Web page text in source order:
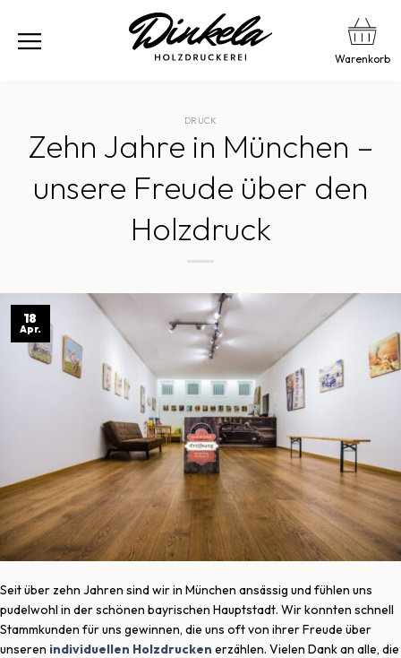
Warenkorb
DRUCK
Zehn Jahre in München –
unsere Freude über den
Holzdruck
18
Apr.
Seit über zehn Jahren sind wir in München ansässig und fühlen uns
pudelwohl in der schönen bayrischen Hauptstadt. Wir konnten schnell
Stammkunden für uns gewinnen, die uns oft von ihrer Freude über
unseren individuellen Holzdrucken erzählen. Vielen Dank an alle, die